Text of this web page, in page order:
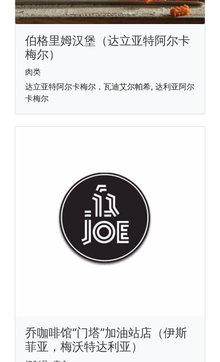
伯格里姆汉堡（达立亚特阿尔卡
梅尔）
肉类
达立亚特阿尔卡梅尔，瓦迪艾尔帕希, 达利亚阿尔
卡梅尔
乔咖啡馆“门塔”加油站店（伊斯
菲亚，梅沃特达利亚）